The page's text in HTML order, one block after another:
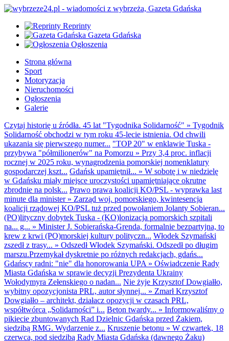
Reprinty
Gazeta Gdańska
Ogłoszenia
Strona główna
Sport
Motoryzacja
Nieruchomości
Ogłoszenia
Galerie
Czytaj historię u źródła. 45 lat "Tygodnika Solidarność" » Tygodnik
Solidarność obchodzi w tym roku 45-lecie istnienia. Od chwili
ukazania się pierwszego numer... "TOP 20" w enklawie Tuska -
przybywa "półmilionerów" na Pomorzu » Przy 3,4 proc. inflacji
rocznej w 2025 roku, wynagrodzenia pomorskiej nomenklatury
gospodarczej kszt... Gdańsk upamiętnił... » W sobotę i w niedzielę
w Gdańsku miały miejsce uroczystości upamiętniające okrutne
zbrodnie na polsk... Prawo prawa koalicji KO/PSL - wyprawka last
minute dla minister» Zarząd woj. pomorskiego, kwintesencja
koalicji rządowej KO/PSL tuż przed powołaniem Jolanty Sobieran...
(PO)lityczny dobytek Tuska - (KO)lonizacja pomorskich szpitali
na... g... » Minister J. Sobierańska-Grenda, formalnie bezpartyjna, to
krew z krwi (PO)morskiej kultury polityczn... Włodek Szymański
zszedł z trasy... » Odszedł Włodek Szymański. Odszedł po długim
marszu.Przemykał dyskretnie po różnych redakcjach, gdańs...
Gdańscy radni: "nie" dla honorowania UPA » Oświadczenie Rady
Miasta Gdańska w sprawie decyzji Prezydenta Ukrainy
Wołodymyra Zełenskiego o nadan... Nie żyje Krzysztof Dowgiałło,
wybitny opozycjonista PRL, autor słynnej... » Zmarł Krzysztof
Dowgiałło – architekt, działacz opozycji w czasach PRL,
współtwórca „Solidarności” i... Beton twardy... » Informowaliśmy o
pikiecie zbuntowanych Rad Dzielnic Gdańska przed Żakiem,
siedzibą RMG. Wydarzenie z... Kruszenie betonu » W czwartek, 18
czerwca, pod siedzibą Rady Miasta Gdańska (dawnego Żaku)